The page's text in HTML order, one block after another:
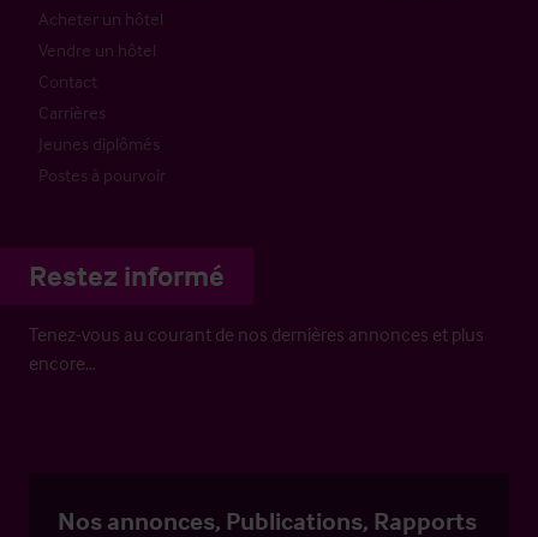
Acheter un hôtel
Vendre un hôtel
Contact
Carrières
Jeunes diplômés
Postes à pourvoir
Restez informé
Tenez-vous au courant de nos dernières annonces et plus
encore…
Nos annonces, Publications, Rapports